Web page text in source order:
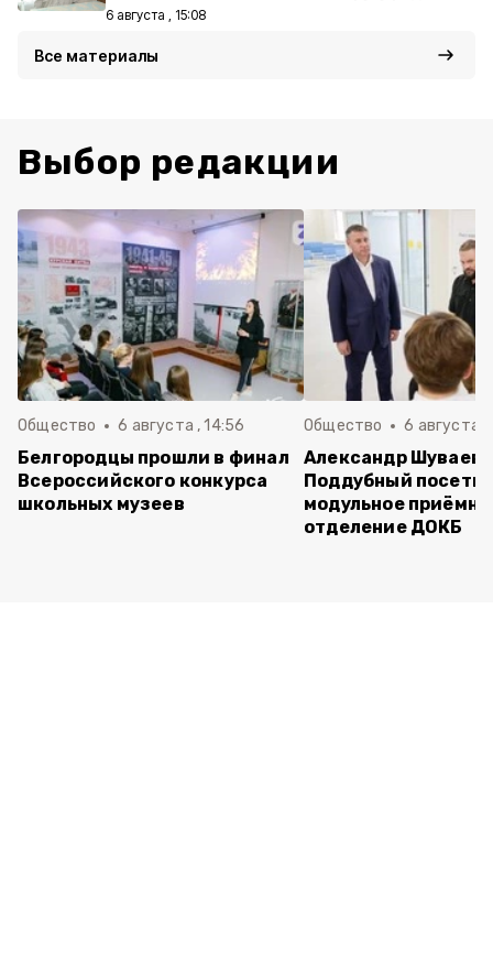
6 августа , 15:08
Все материалы
Выбор редакции
Общество 6 августа , 14:56
Белгородцы прошли в финал
Всероссийского конкурса
школьных музеев
Общество 6 августа ,
Александр Шуваев
Поддубный
модульное
отделение ДОКБ